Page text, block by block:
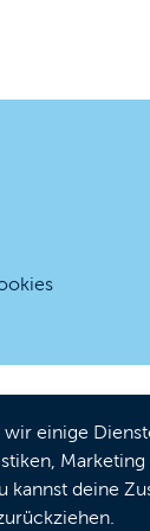
einige
Marketing
kannst deine